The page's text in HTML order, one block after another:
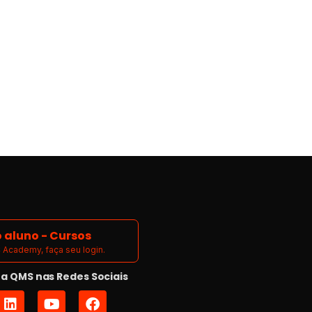
aluno - Cursos
Academy, faça seu login.
QMS nas Redes Sociais
L
Y
F